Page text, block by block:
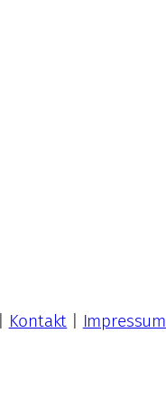
Kontakt Impressum